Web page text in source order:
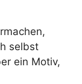
selbst
ein Motiv,